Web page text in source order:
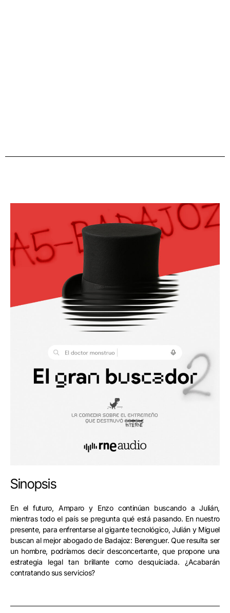
Sinopsis
En el futuro, Amparo y Enzo continúan buscando a Julián,
mientras todo el país se pregunta qué está pasando. En nuestro
presente, para enfrentarse al gigante tecnológico, Julián y Miguel
buscan al mejor abogado de Badajoz: Berenguer. Que resulta ser
un hombre, podríamos decir desconcertante, que propone una
estrategia legal tan brillante como desquiciada. ¿Acabarán
contratando sus servicios?